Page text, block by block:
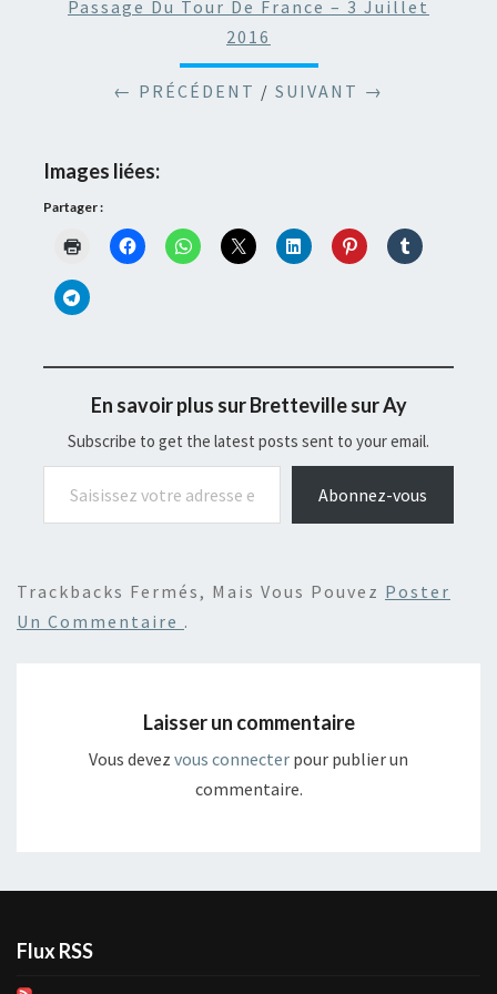
Passage Du Tour De France – 3 Juillet
2016
← PRÉCÉDENT / SUIVANT →
Images liées:
Partager :
En savoir plus sur Bretteville sur Ay
Subscribe to get the latest posts sent to your email.
Saisissez votre adresse e-mail…
Abonnez-vous
Trackbacks Fermés, Mais Vous Pouvez Poster
Un Commentaire .
Laisser un commentaire
Vous devez vous connecter pour publier un
commentaire.
Flux RSS